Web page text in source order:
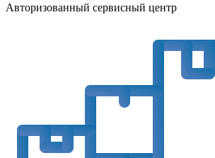
Авторизованный сервисный центр